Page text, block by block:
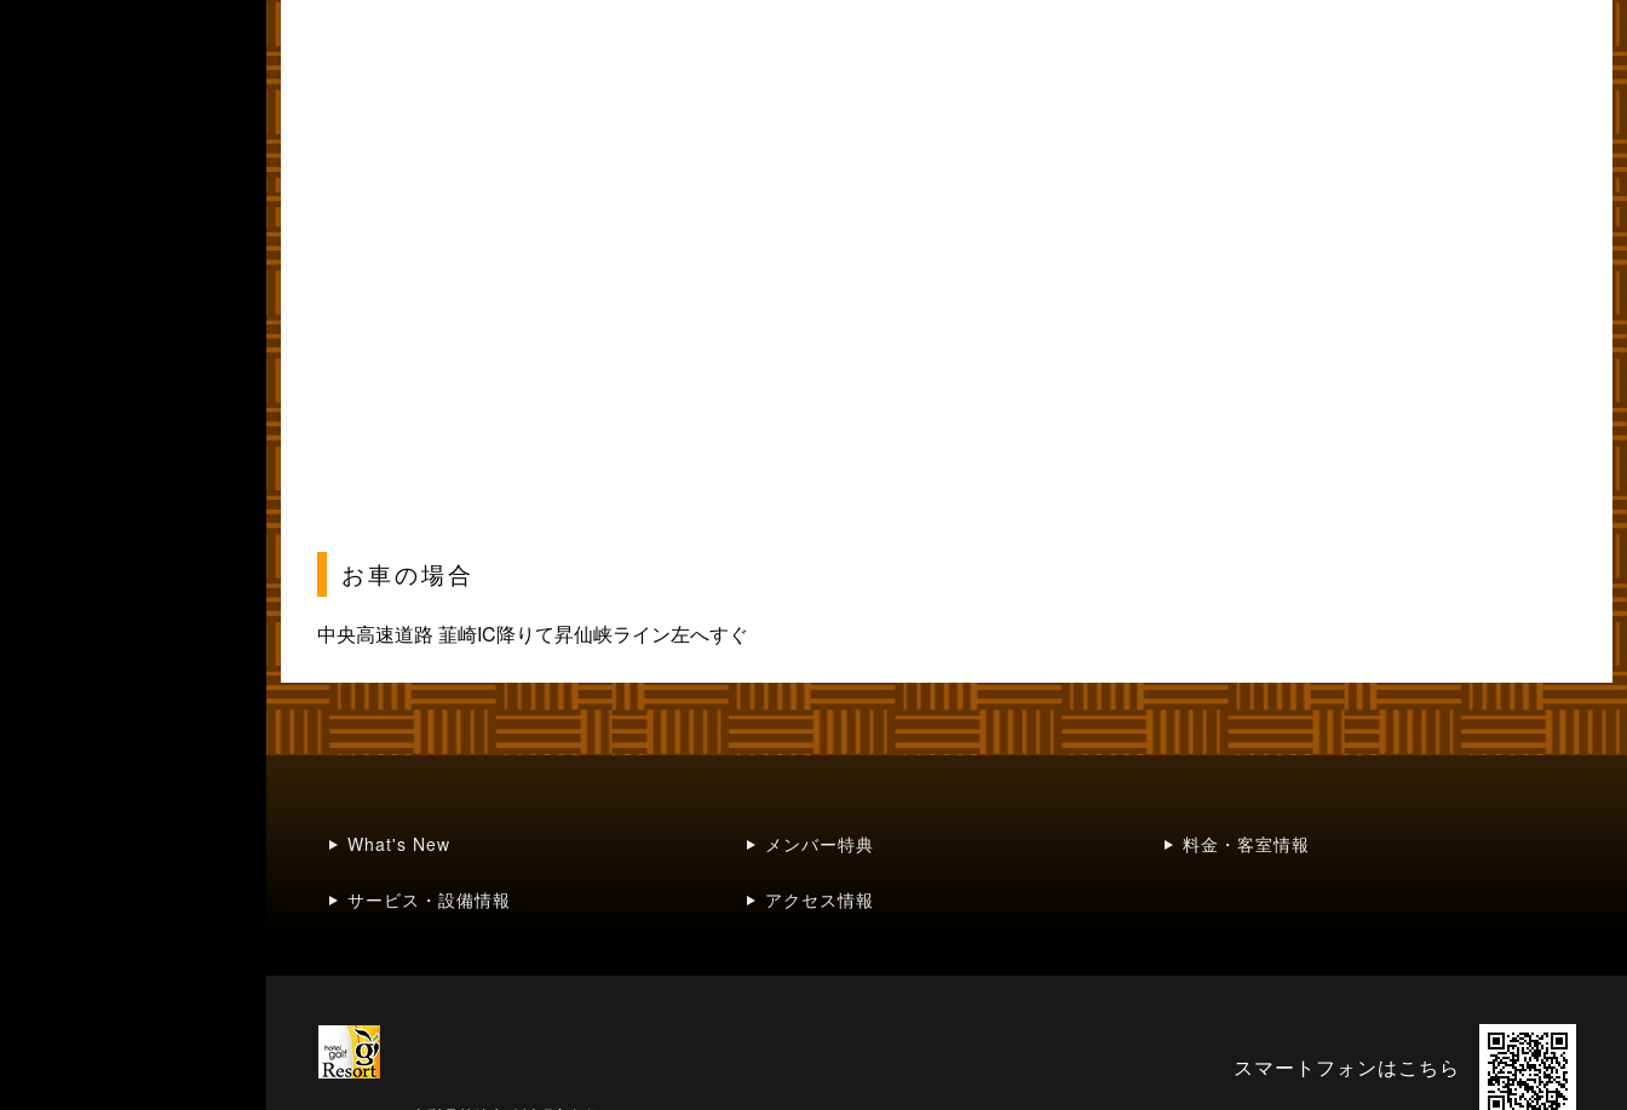
お車の場合
中央高速道路 韮崎IC降りて昇仙峡ライン左へすぐ
What's New メンバー特典 料金・客室情報
サービス・設備情報 アクセス情報
スマートフォンはこちら